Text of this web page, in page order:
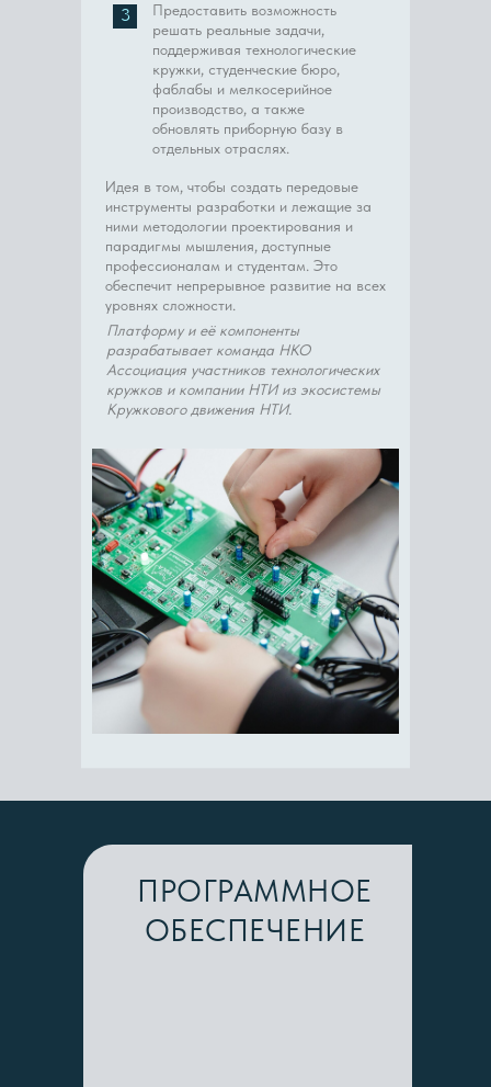
Предоставить возможность
решать реальные задачи,
поддерживая технологические
кружки, студенческие бюро,
фаблабы и мелкосерийное
производство, а также
обновлять приборную базу в
отдельных отраслях.
Идея в том, чтобы создать передовые
инструменты разработки и лежащие за
ними методологии проектирования и
парадигмы мышления, доступные
профессионалам и студентам. Это
обеспечит непрерывное развитие на всех
уровнях сложности.
Платформу и её компоненты
разрабатывает команда НКО
Ассоциация участников технологических
кружков и компании НТИ из экосистемы
Кружкового движения НТИ.
3
ПРОГРАММНОЕ
ОБЕСПЕЧЕНИЕ